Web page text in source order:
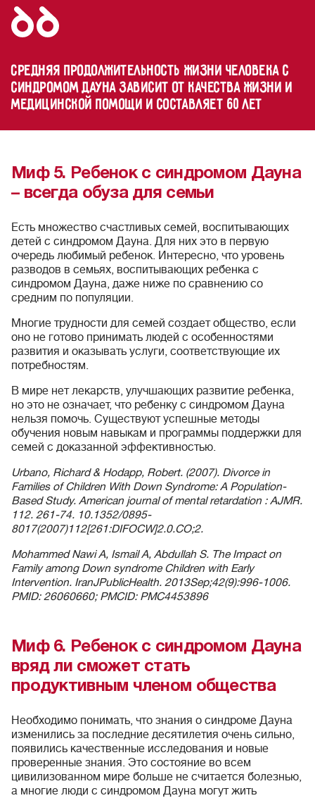
Средняя продолжительность жизни человека с
синдромом Дауна зависит от качества жизни и
медицинской помощи и составляет 60 лет
Миф 5. Ребенок с синдромом Дауна
– всегда обуза для семьи
Есть множество счастливых семей, воспитывающих
детей с синдромом Дауна. Для них это в первую
очередь любимый ребенок. Интересно, что уровень
разводов в семьях, воспитывающих ребенка с
синдромом Дауна, даже ниже по сравнению со
средним по популяции.
Многие трудности для семей создает общество, если
оно не готово принимать людей с особенностями
развития и оказывать услуги, соответствующие их
потребностям.
В мире нет лекарств, улучшающих развитие ребенка,
но это не означает, что ребенку с синдромом Дауна
нельзя помочь. Существуют успешные методы
обучения новым навыкам и программы поддержки для
семей с доказанной эффективностью.
Urbano, Richard & Hodapp, Robert. (2007). Divorce in
Families of Children With Down Syndrome: A Population-
Based Study. American journal of mental retardation : AJMR.
112. 261-74. 10.1352/0895-
8017(2007)112[261:DIFOCW]2.0.CO;2.
Mohammed Nawi A, Ismail A, Abdullah S. The Impact on
Family among Down syndrome Children with Early
Intervention. IranJPublicHealth. 2013Sep;42(9):996-1006.
PMID: 26060660; PMCID: PMC4453896
Миф 6. Ребенок с синдромом Дауна
вряд ли сможет стать
продуктивным членом общества
Необходимо понимать, что знания о синдроме Дауна
изменились за последние десятилетия очень сильно,
появились качественные исследования и новые
проверенные знания. Это состояние во всем
цивилизованном мире больше не считается болезнью,
а многие люди с синдромом Дауна могут жить